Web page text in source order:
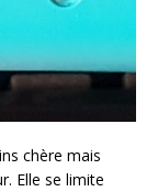
chère mais
Elle se limite